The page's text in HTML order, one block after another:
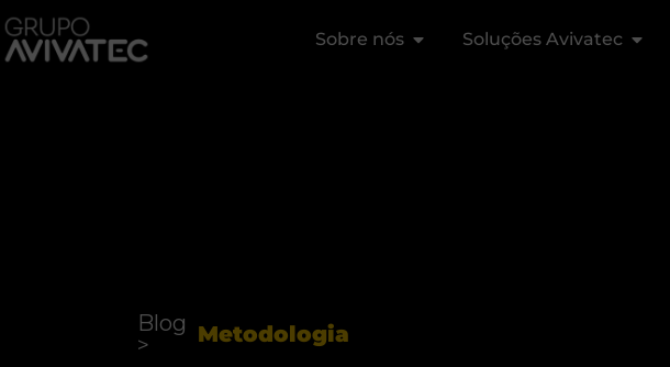
Sobre nós Soluções Avivatec
Blog
>
Metodologia